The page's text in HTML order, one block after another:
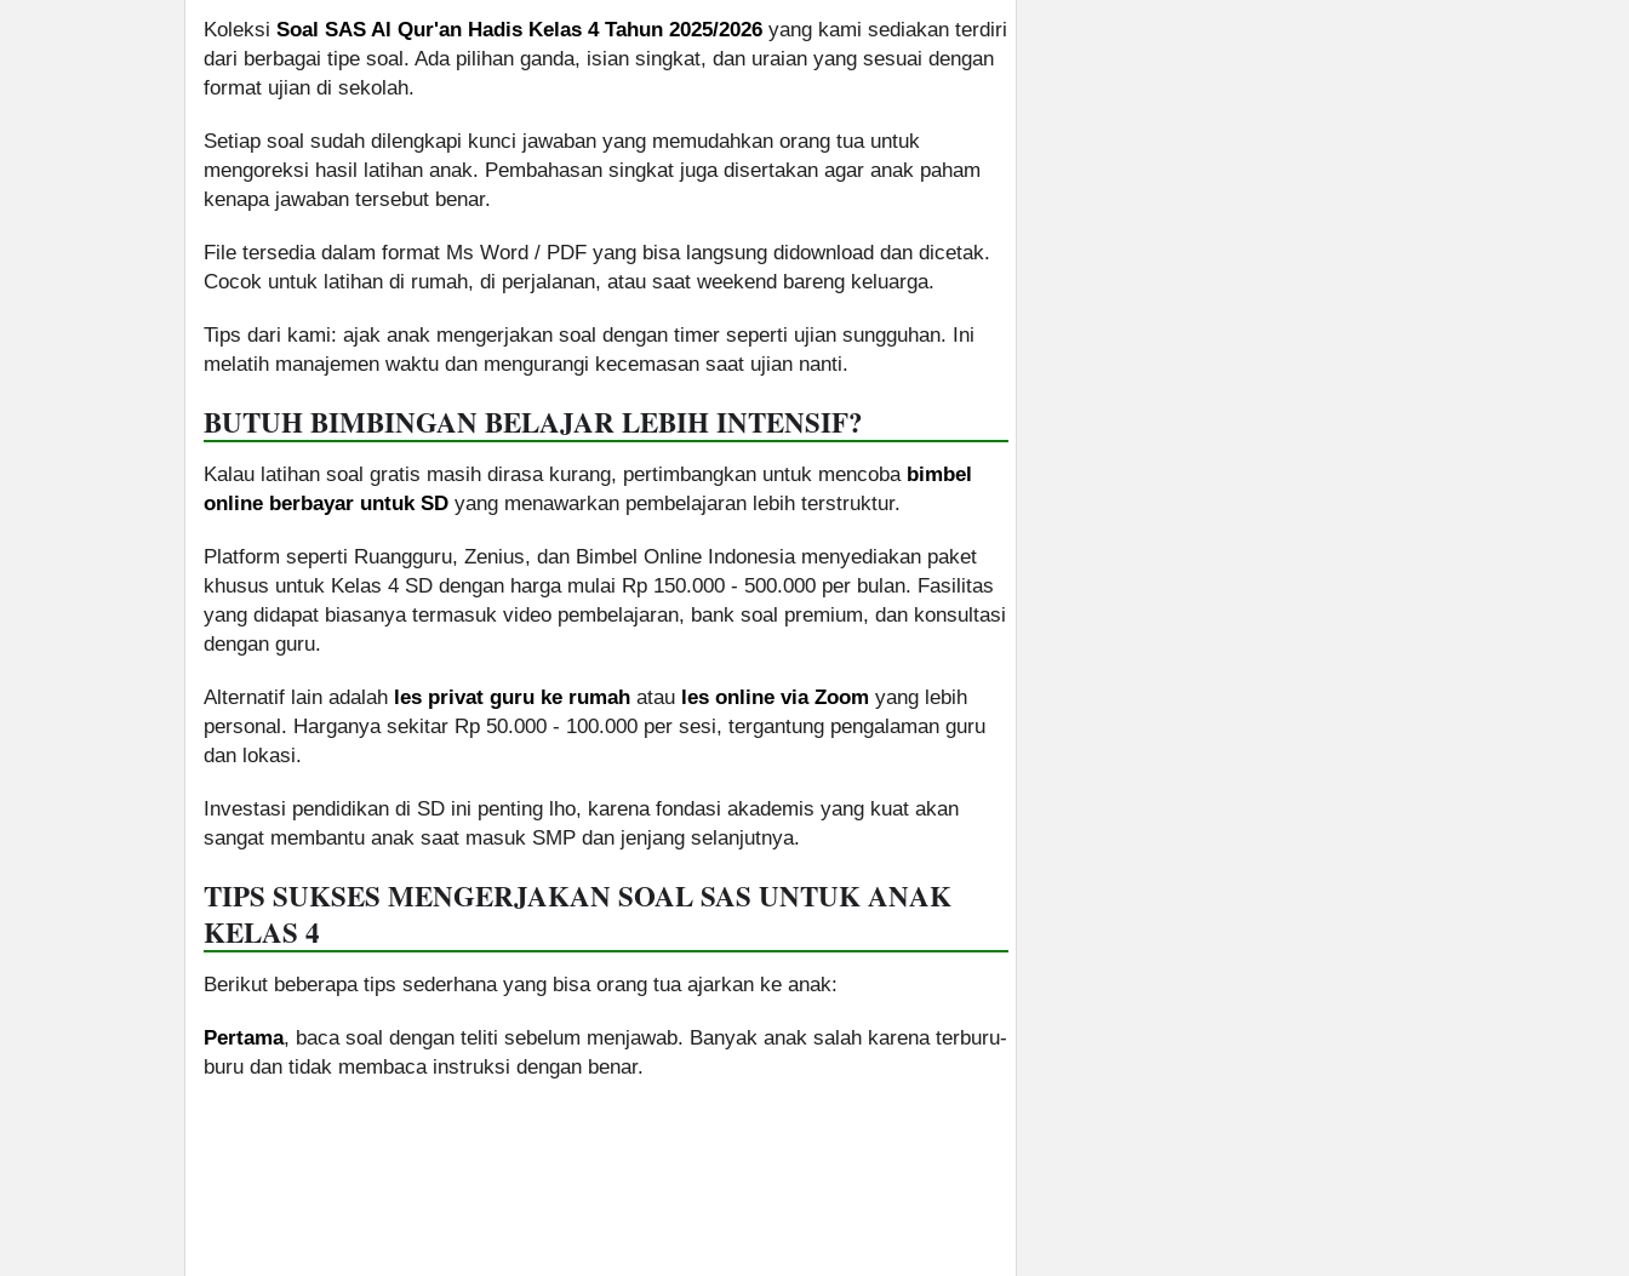
Koleksi Soal SAS Al Qur'an Hadis Kelas 4 Tahun 2025/2026 yang kami sediakan terdiri
dari berbagai tipe soal. Ada pilihan ganda, isian singkat, dan uraian yang sesuai dengan
format ujian di sekolah.
Setiap soal sudah dilengkapi kunci jawaban yang memudahkan orang tua untuk
mengoreksi hasil latihan anak. Pembahasan singkat juga disertakan agar anak paham
kenapa jawaban tersebut benar.
File tersedia dalam format Ms Word / PDF yang bisa langsung didownload dan dicetak.
Cocok untuk latihan di rumah, di perjalanan, atau saat weekend bareng keluarga.
Tips dari kami: ajak anak mengerjakan soal dengan timer seperti ujian sungguhan. Ini
melatih manajemen waktu dan mengurangi kecemasan saat ujian nanti.
BUTUH BIMBINGAN BELAJAR LEBIH INTENSIF?
Kalau latihan soal gratis masih dirasa kurang, pertimbangkan untuk mencoba bimbel
online berbayar untuk SD yang menawarkan pembelajaran lebih terstruktur.
Platform seperti Ruangguru, Zenius, dan Bimbel Online Indonesia menyediakan paket
khusus untuk Kelas 4 SD dengan harga mulai Rp 150.000 - 500.000 per bulan. Fasilitas
yang didapat biasanya termasuk video pembelajaran, bank soal premium, dan konsultasi
dengan guru.
Alternatif lain adalah les privat guru ke rumah atau les online via Zoom yang lebih
personal. Harganya sekitar Rp 50.000 - 100.000 per sesi, tergantung pengalaman guru
dan lokasi.
Investasi pendidikan di SD ini penting lho, karena fondasi akademis yang kuat akan
sangat membantu anak saat masuk SMP dan jenjang selanjutnya.
TIPS SUKSES MENGERJAKAN SOAL SAS UNTUK ANAK
KELAS 4
Berikut beberapa tips sederhana yang bisa orang tua ajarkan ke anak:
Pertama, baca soal dengan teliti sebelum menjawab. Banyak anak salah karena terburu-
buru dan tidak membaca instruksi dengan benar.